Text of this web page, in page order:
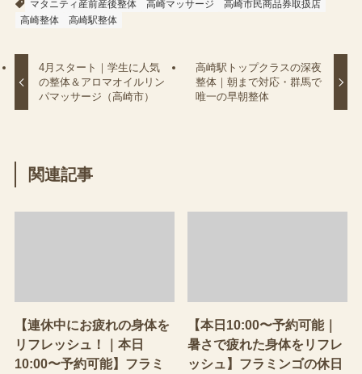
マタニティ産前産後整体 高崎マッサージ
高崎市民商品券取扱店
高崎整体
高崎駅整体
4月スタート｜学生に人気
の整体＆アロマオイルリン
パマッサージ（高崎市）
高崎駅トップクラスの深夜
整体｜朝まで対応・群馬で
唯一の早朝整体
関連記事
【連休中にお疲れの身体を
リフレッシュ！｜本日
10:00〜予約可能】フラミ
【本日10:00〜予約可能｜
暑さで疲れた身体をリフレ
ッシュ】フラミンゴの休日